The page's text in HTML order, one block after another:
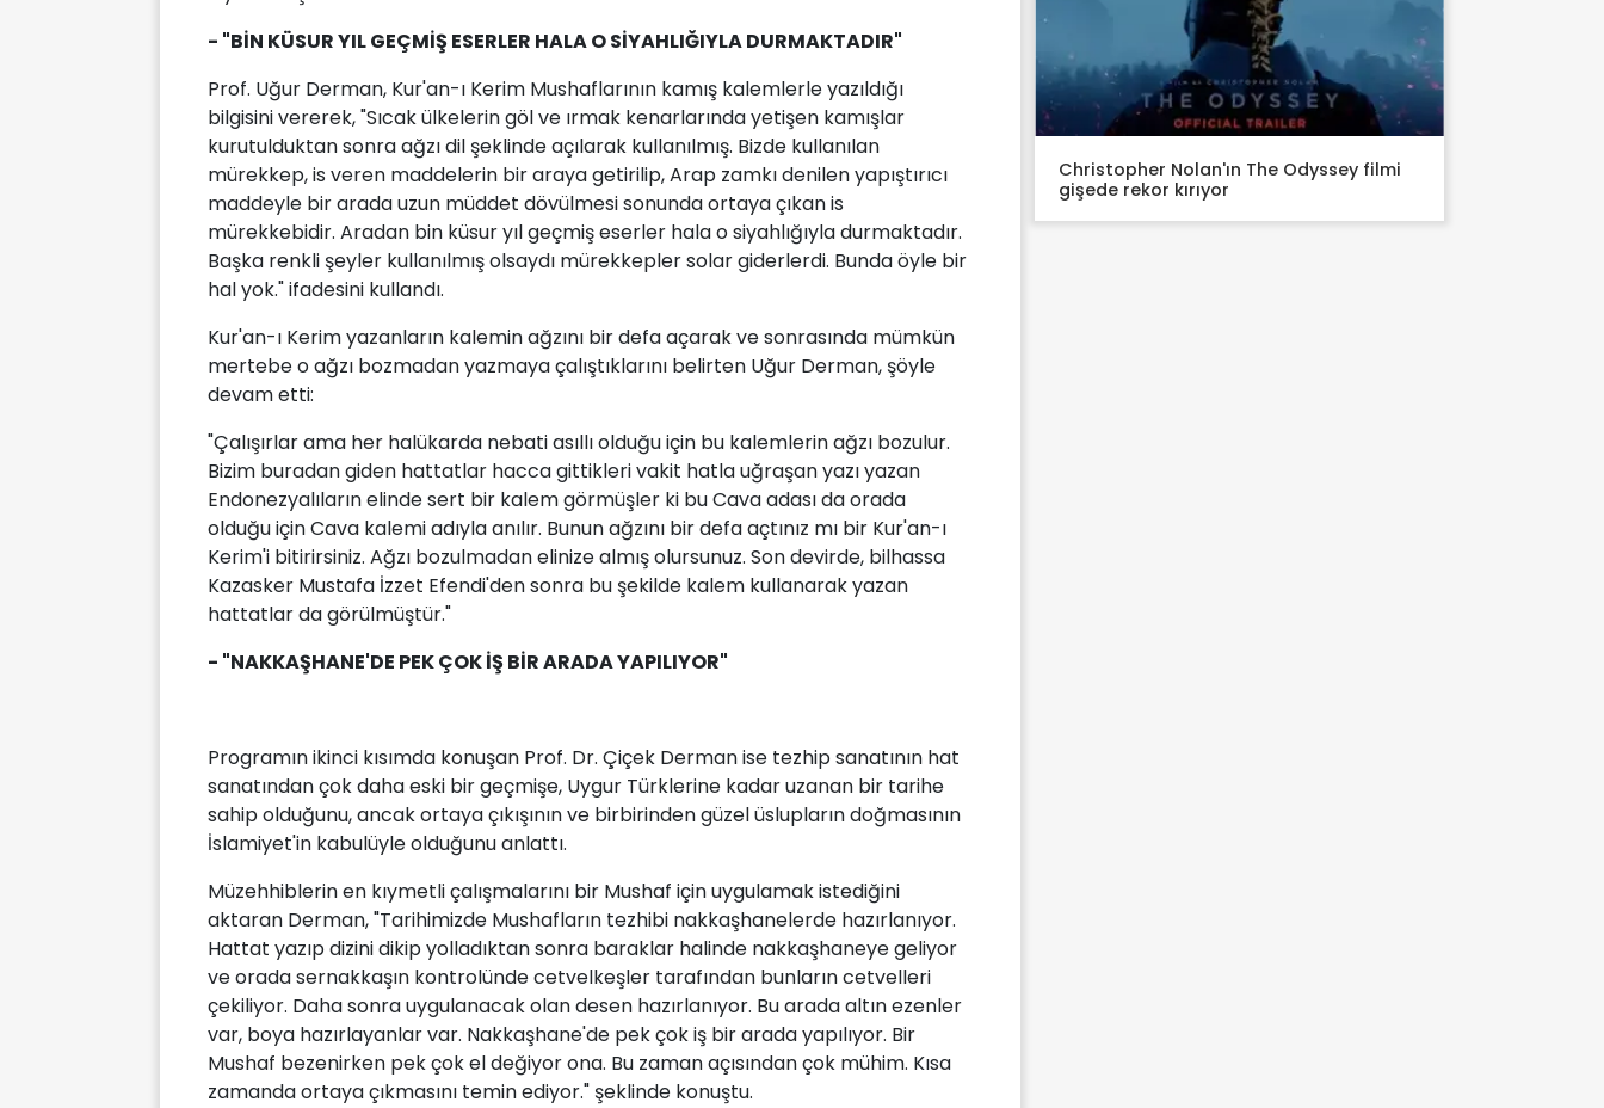
- "BİN KÜSUR YIL GEÇMİŞ ESERLER HALA O SİYAHLIĞIYLA DURMAKTADIR"
Prof. Uğur Derman, Kur'an-ı Kerim Mushaflarının kamış kalemlerle yazıldığı
bilgisini vererek, "Sıcak ülkelerin göl ve ırmak kenarlarında yetişen kamışlar
kurutulduktan sonra ağzı dil şeklinde açılarak kullanılmış. Bizde kullanılan
mürekkep, is veren maddelerin bir araya getirilip, Arap zamkı denilen yapıştırıcı
maddeyle bir arada uzun müddet dövülmesi sonunda ortaya çıkan is
mürekkebidir. Aradan bin küsur yıl geçmiş eserler hala o siyahlığıyla durmaktadır.
Başka renkli şeyler kullanılmış olsaydı mürekkepler solar giderlerdi. Bunda öyle bir
hal yok." ifadesini kullandı.
Kur'an-ı Kerim yazanların kalemin ağzını bir defa açarak ve sonrasında mümkün
mertebe o ağzı bozmadan yazmaya çalıştıklarını belirten Uğur Derman, şöyle
devam etti:
"Çalışırlar ama her halükarda nebati asıllı olduğu için bu kalemlerin ağzı bozulur.
Bizim buradan giden hattatlar hacca gittikleri vakit hatla uğraşan yazı yazan
Endonezyalıların elinde sert bir kalem görmüşler ki bu Cava adası da orada
olduğu için Cava kalemi adıyla anılır. Bunun ağzını bir defa açtınız mı bir Kur'an-ı
Kerim'i bitirirsiniz. Ağzı bozulmadan elinize almış olursunuz. Son devirde, bilhassa
Kazasker Mustafa İzzet Efendi'den sonra bu şekilde kalem kullanarak yazan
hattatlar da görülmüştür."
- "NAKKAŞHANE'DE PEK ÇOK İŞ BİR ARADA YAPILIYOR"
Programın ikinci kısımda konuşan Prof. Dr. Çiçek Derman ise tezhip sanatının hat
sanatından çok daha eski bir geçmişe, Uygur Türklerine kadar uzanan bir tarihe
sahip olduğunu, ancak ortaya çıkışının ve birbirinden güzel üslupların doğmasının
İslamiyet'in kabulüyle olduğunu anlattı.
Müzehhiblerin en kıymetli çalışmalarını bir Mushaf için uygulamak istediğini
aktaran Derman, "Tarihimizde Mushafların tezhibi nakkaşhanelerde hazırlanıyor.
Hattat yazıp dizini dikip yolladıktan sonra baraklar halinde nakkaşhaneye geliyor
ve orada sernakkaşın kontrolünde cetvelkeşler tarafından bunların cetvelleri
çekiliyor. Daha sonra uygulanacak olan desen hazırlanıyor. Bu arada altın ezenler
var, boya hazırlayanlar var. Nakkaşhane'de pek çok iş bir arada yapılıyor. Bir
Mushaf bezenirken pek çok el değiyor ona. Bu zaman açısından çok mühim. Kısa
zamanda ortaya çıkmasını temin ediyor." şeklinde konuştu.
Christopher Nolan'ın The Odyssey filmi
gişede rekor kırıyor